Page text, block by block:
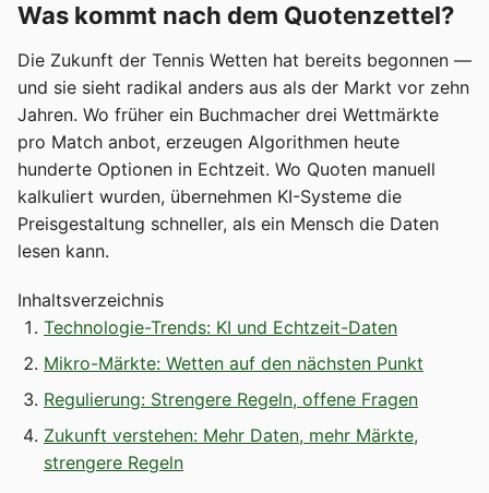
Was kommt nach dem Quotenzettel?
Die Zukunft der Tennis Wetten hat bereits begonnen —
und sie sieht radikal anders aus als der Markt vor zehn
Jahren. Wo früher ein Buchmacher drei Wettmärkte
pro Match anbot, erzeugen Algorithmen heute
hunderte Optionen in Echtzeit. Wo Quoten manuell
kalkuliert wurden, übernehmen KI-Systeme die
Preisgestaltung schneller, als ein Mensch die Daten
lesen kann.
Inhaltsverzeichnis
Technologie-Trends: KI und Echtzeit-Daten
Mikro-Märkte: Wetten auf den nächsten Punkt
Regulierung: Strengere Regeln, offene Fragen
Zukunft verstehen: Mehr Daten, mehr Märkte,
strengere Regeln